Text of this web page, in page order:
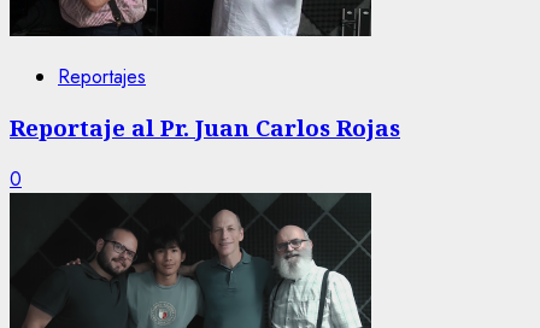
Reportajes
Reportaje al Pr. Juan Carlos Rojas
0